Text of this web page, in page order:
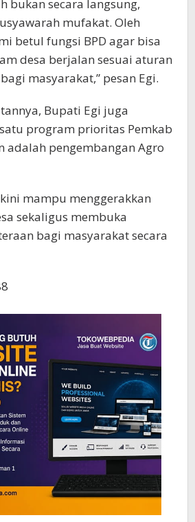
bukan secara langsung,
mufakat. Oleh
betul fungsi BPD agar bisa
desa berjalan sesuai aturan
masyarakat,” pesan Egi.
Bupati Egi juga
program prioritas Pemkab
adalah pengembangan Agro
mampu menggerakkan
sekaligus membuka
bagi masyarakat secara